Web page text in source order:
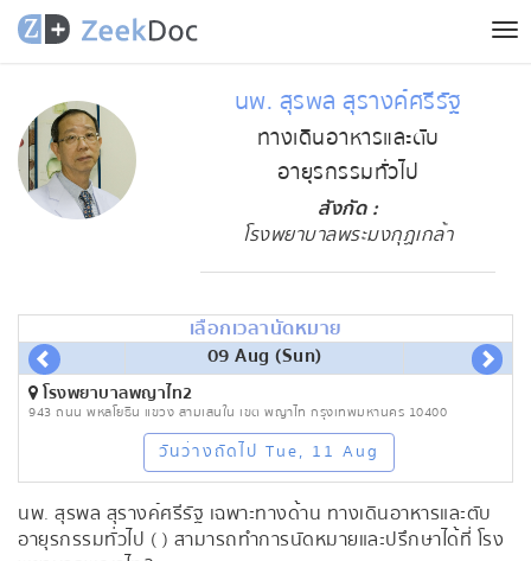
นพ. สุรพล สุรางค์ศรีรัฐ
ทางเดินอาหารและตับ
อายุรกรรมทั่วไป
สังกัด :
โรงพยาบาลพระมงกุฏเกล้า
เลือกเวลานัดหมาย
09 Aug (Sun)
โรงพยาบาลพญาไท2
943 ถนน พหลโยธิน แขวง สามเสนใน เขต พญาไท กรุงเทพมหานคร 10400
วันว่างถัดไป Tue, 11 Aug
นพ. สุรพล สุรางค์ศรีรัฐ เฉพาะทางด้าน ทางเดินอาหารและตับ
อายุรกรรมทั่วไป ( ) สามารถทำการนัดหมายและปรึกษาได้ที่ โรง